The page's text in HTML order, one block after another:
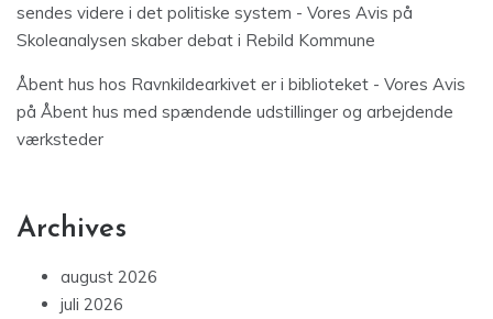
sendes videre i det politiske system - Vores Avis på
Skoleanalysen skaber debat i Rebild Kommune
Åbent hus hos Ravnkildearkivet er i biblioteket - Vores Avis
på Åbent hus med spændende udstillinger og arbejdende
værksteder
Archives
august 2026
juli 2026